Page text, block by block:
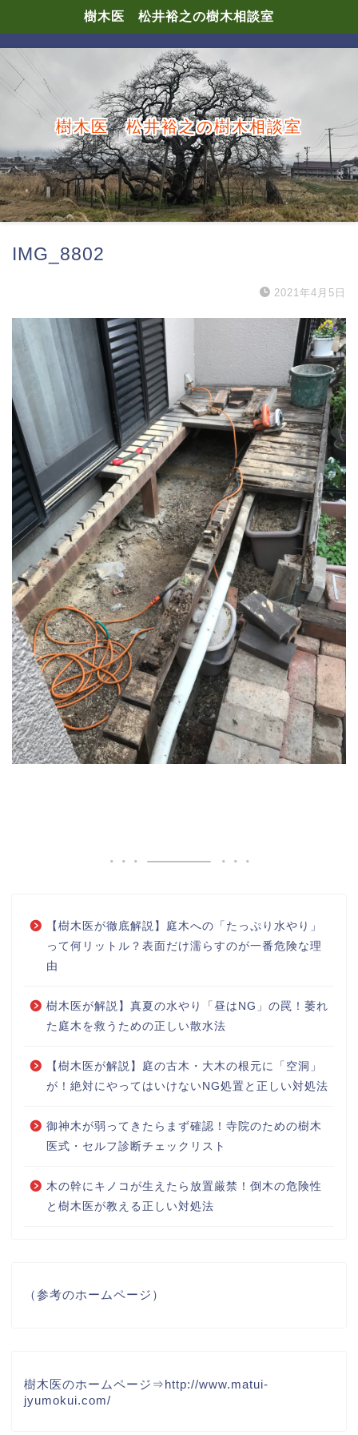
樹木医 松井裕之の樹木相談室
樹木医 松井裕之の樹木相談室
IMG_8802
2021年4月5日
【樹木医が徹底解説】庭木への「たっぷり水やり」
って何リットル？表面だけ濡らすのが一番危険な理
由
樹木医が解説】真夏の水やり「昼はNG」の罠！萎れ
た庭木を救うための正しい散水法
【樹木医が解説】庭の古木・大木の根元に「空洞」
が！絶対にやってはいけないNG処置と正しい対処法
御神木が弱ってきたらまず確認！寺院のための樹木
医式・セルフ診断チェックリスト
木の幹にキノコが生えたら放置厳禁！倒木の危険性
と樹木医が教える正しい対処法
（参考のホームページ）
樹木医のホームページ⇒http://www.matui-
jyumokui.com/